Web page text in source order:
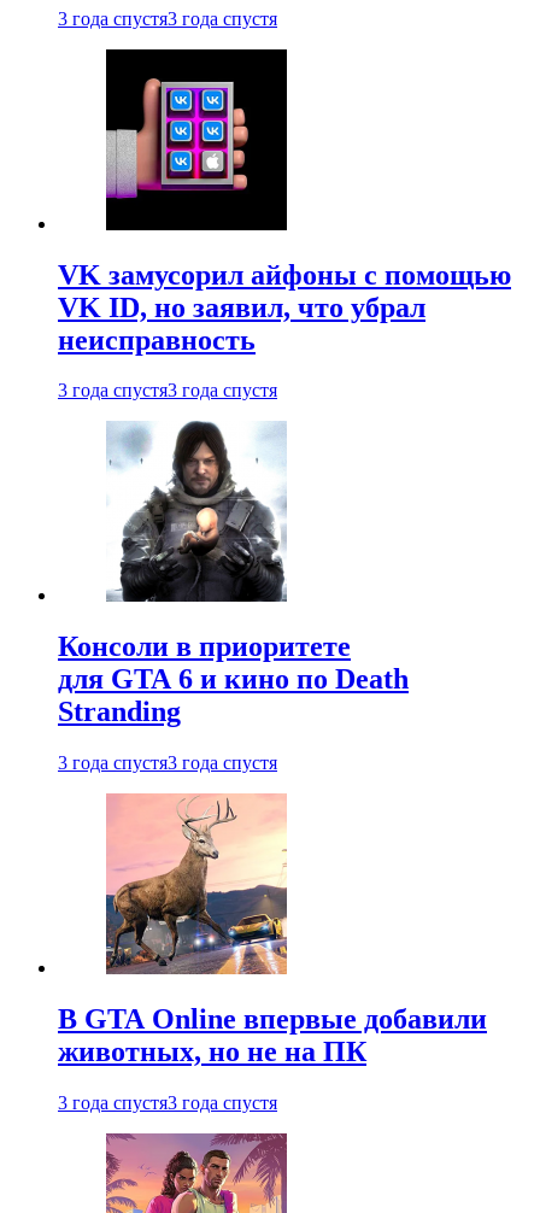
3 года спустя3 года спустя
VK замусорил айфоны с помощью
VK ID, но заявил, что убрал
неисправность
3 года спустя3 года спустя
Консоли в приоритете
для GTA 6 и кино по Death
Stranding
3 года спустя3 года спустя
В GTA Online впервые добавили
животных, но не на ПК
3 года спустя3 года спустя